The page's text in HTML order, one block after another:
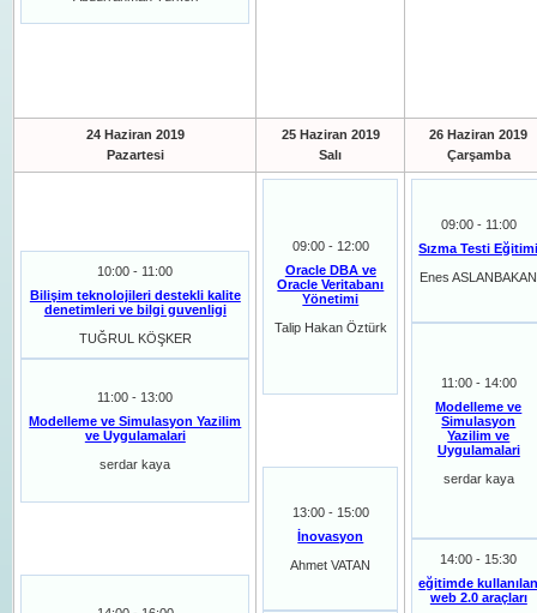
24 Haziran 2019
Pazartesi
25 Haziran 2019
Salı
26 Haziran 2019
Çarşamba
10:00 - 11:00
Bilişim teknolojileri destekli kalite
denetimleri ve bilgi guvenligi
TUĞRUL KÖŞKER
11:00 - 13:00
Modelleme ve Simulasyon Yazilim
ve Uygulamalari
serdar kaya
09:00 - 12:00
Oracle DBA ve
Oracle Veritabanı
Yönetimi
Talip Hakan Öztürk
13:00 - 15:00
İnovasyon
Ahmet VATAN
09:00 - 11:00
Sızma Testi
Enes ASLANBAKAN
11:00 - 14:00
Modelleme ve
Simulasyon
Yazilim ve
Uygulamalari
serdar kaya
14:00 - 15:30
eğitimde
web 2.0 araçları